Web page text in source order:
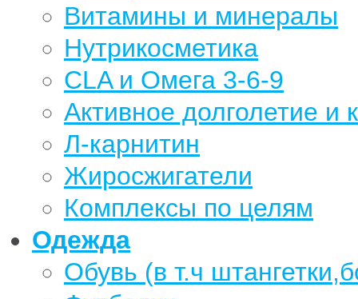
Витамины и минералы
Нутрикосметика
CLA и Омега 3-6-9
Активное долголетие и
Л-карнитин
Жиросжигатели
Комплексы по целям
Одежда
Обувь (в т.ч